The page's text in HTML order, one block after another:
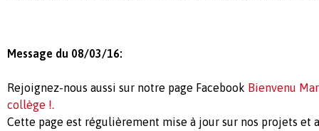
Message du 08/03/16:
Rejoignez-nous aussi sur notre page Facebook Bienvenu
collège !.
Cette page est régulièrement mise à jour sur nos projets et